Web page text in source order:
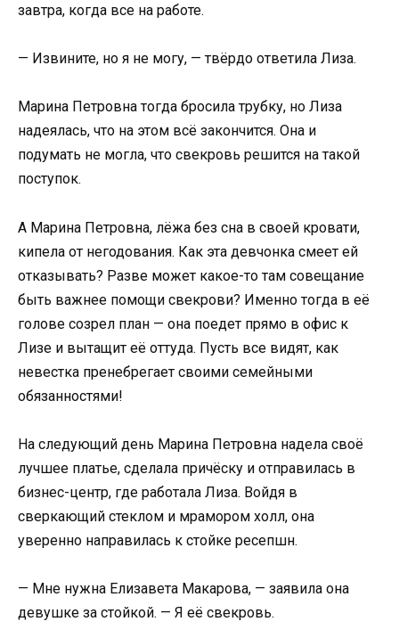
завтра, когда все на работе.
— Извините, но я не могу, — твёрдо ответила Лиза.
Марина Петровна тогда бросила трубку, но Лиза
надеялась, что на этом всё закончится. Она и
подумать не могла, что свекровь решится на такой
поступок.
А Марина Петровна, лёжа без сна в своей кровати,
кипела от негодования. Как эта девчонка смеет ей
отказывать? Разве может какое-то там совещание
быть важнее помощи свекрови? Именно тогда в её
голове созрел план — она поедет прямо в офис к
Лизе и вытащит её оттуда. Пусть все видят, как
невестка пренебрегает своими семейными
обязанностями!
На следующий день Марина Петровна надела своё
лучшее платье, сделала причёску и отправилась в
бизнес-центр, где работала Лиза. Войдя в
сверкающий стеклом и мрамором холл, она
уверенно направилась к стойке ресепшн.
— Мне нужна Елизавета Макарова, — заявила она
девушке за стойкой. — Я её свекровь.